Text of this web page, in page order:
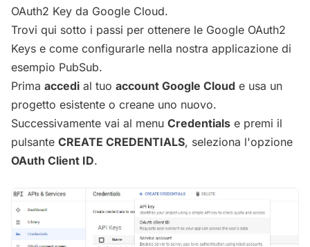
OAuth2 Key da Google Cloud.
Trovi qui sotto i passi per ottenere le Google OAuth2
Keys e come configurarle nella nostra applicazione di
esempio PubSub.
Prima accedi al tuo account Google Cloud e usa un
progetto esistente o creane uno nuovo.
Successivamente vai al menu Credentials e premi il
pulsante CREATE CREDENTIALS, seleziona l'opzione
OAuth Client ID.